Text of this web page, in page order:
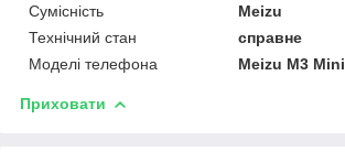
Сумісність
Meizu
Технічний стан
справне
Моделі телефона
Meizu M3 Mini
Приховати